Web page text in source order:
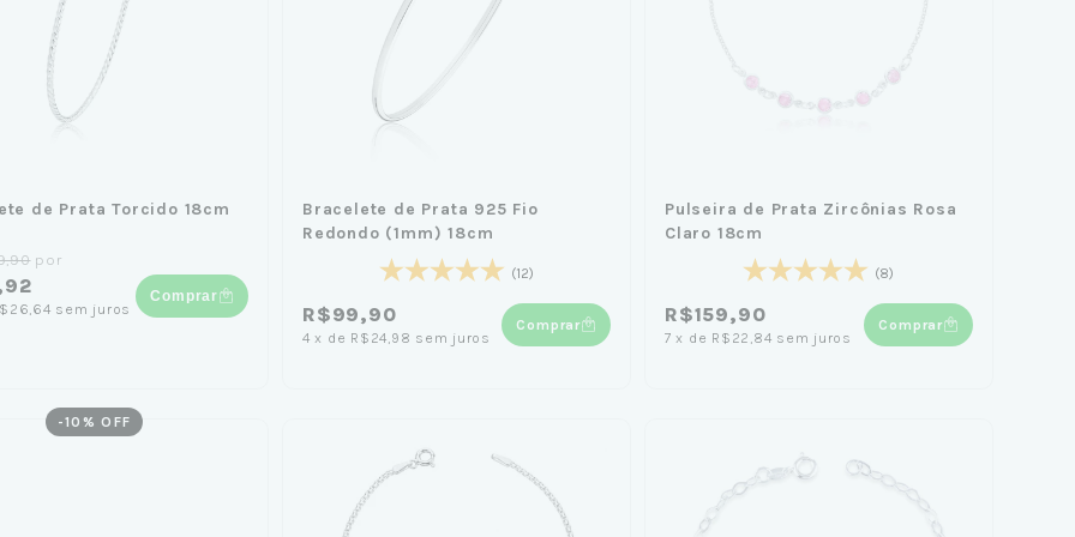
de Prata Torcido 18cm
por
sem juros
Comprar
Bracelete de Prata 925 Fio
Redondo (1mm) 18cm
(12)
R$99,90
4 x de R$24,98 sem juros
Comprar
Pulseira de Prata Zircônias Rosa
Claro 18cm
(8)
R$159,90
7 x de R$22,84 sem juros
Comprar
-10 % OFF